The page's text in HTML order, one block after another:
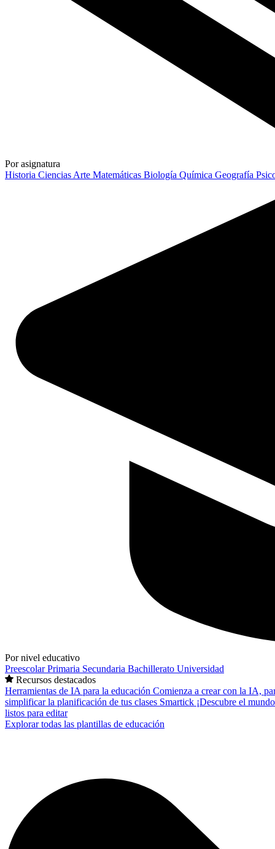
Por asignatura
Historia Ciencias Arte Matemáticas Biología Química Geografía
Por nivel educativo
PreescolarPrimaria Secundaria Bachillerato Universidad
Recursos destacados
Herramientas de IA para la educación Comienza a crear con la IA,
simplificar la planificación de tus clases Smartick ¡Descubre el
listos para editar
Explorar todas las plantillas de educación